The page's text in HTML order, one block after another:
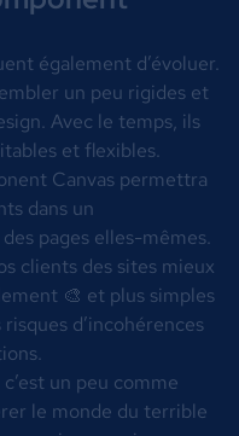
également d’évoluer.
un peu rigides et
Avec le temps, ils
et flexibles.
Canvas permettra
dans un
pages elles-mêmes.
clients des sites mieux
🎨 et plus simples
d’incohérences
un peu comme
le monde du terrible